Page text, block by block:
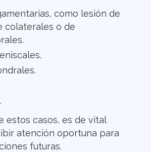
como lesión de
colaterales o de
estos casos, es de vital
atención oportuna para
futuras.